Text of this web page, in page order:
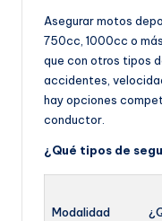
Asegurar motos
750cc, 1000cc o
que con otros tipos
accidentes,
hay opciones
conductor.
¿Qué tipos de
Modalidad